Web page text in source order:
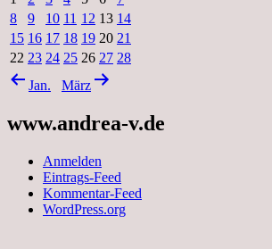
8
9 10 11 12 13 14
15 16 17 18 19 20 21
22 23 24 25 26 27 28
Jan.
März
www.andrea-v.de
Anmelden
Eintrags-Feed
Kommentar-Feed
WordPress.org